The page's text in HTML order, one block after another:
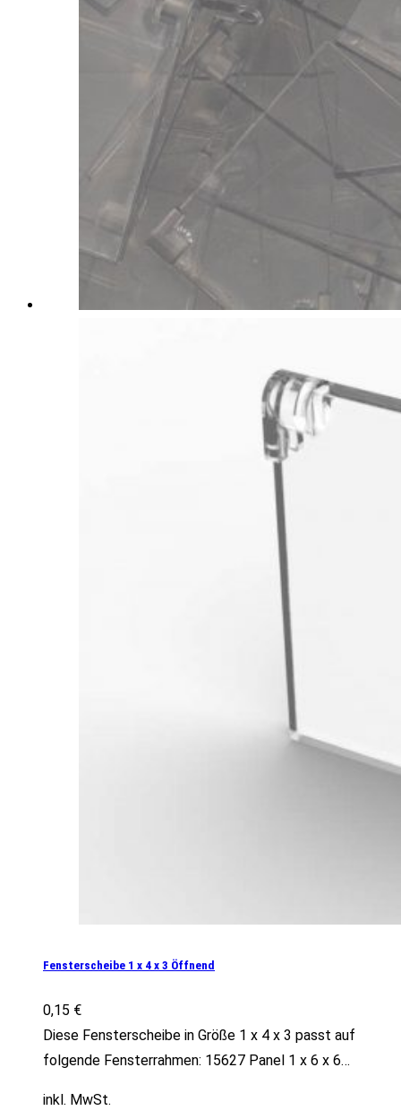
Fensterscheibe 1 x 4 x 3 Öffnend
0,15 €
Diese Fensterscheibe in Größe 1 x 4 x 3 passt auf
folgende Fensterrahmen: 15627 Panel 1 x 6 x 6…
inkl. MwSt.